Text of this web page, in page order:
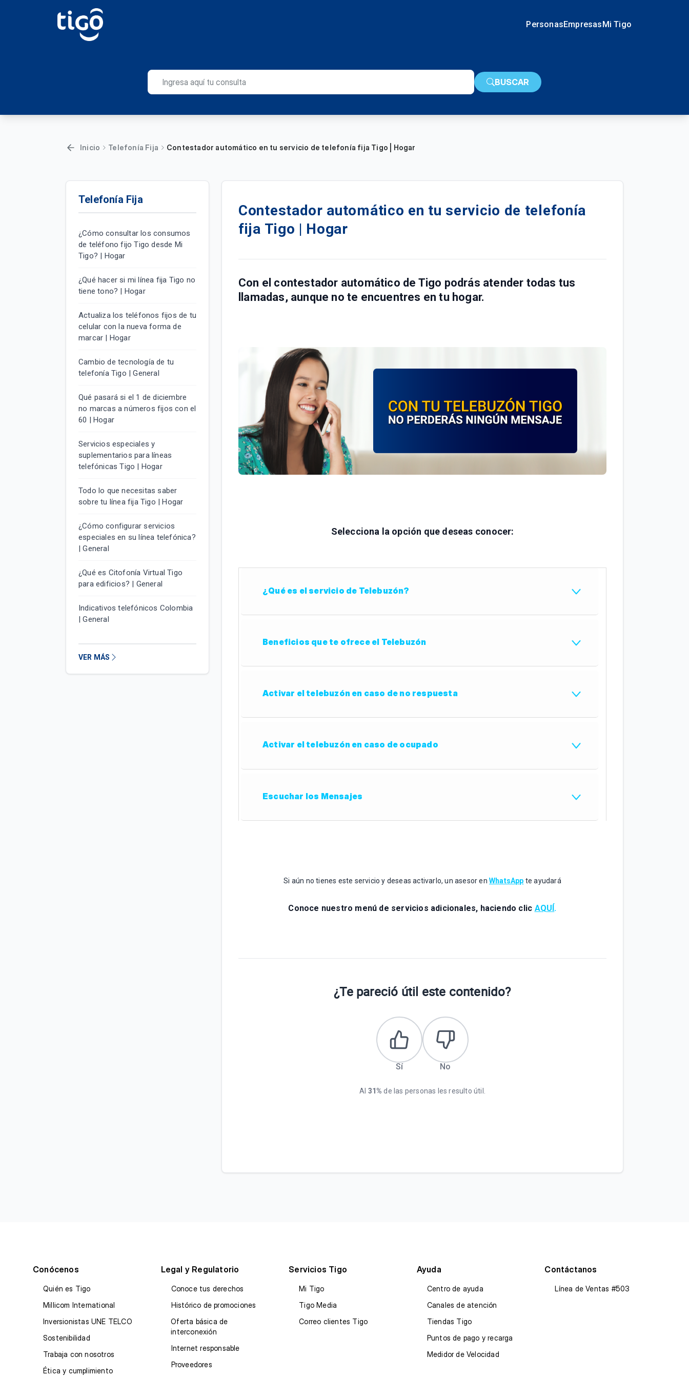
PersonasEmpresasMi Tigo
BUSCAR
Inicio Telefonía Fija Contestador automático en tu servicio de telefonía fija Tigo | Hogar
Telefonía Fija
¿Cómo consultar los consumos
de teléfono fijo Tigo desde Mi
Tigo? | Hogar
¿Qué hacer si mi línea fija Tigo no
tiene tono? | Hogar
Actualiza los teléfonos fijos de tu
celular con la nueva forma de
marcar | Hogar
Cambio de tecnología de tu
telefonía Tigo | General
Qué pasará si el 1 de diciembre
no marcas a números fijos con el
60 | Hogar
Servicios especiales y
suplementarios para líneas
telefónicas Tigo | Hogar
Todo lo que necesitas saber
sobre tu línea fija Tigo | Hogar
¿Cómo configurar servicios
especiales en su línea telefónica?
| General
¿Qué es Citofonía Virtual Tigo
para edificios? | General
Indicativos telefónicos Colombia
| General
VER MÁS
Contestador automático en tu servicio de telefonía
fija Tigo | Hogar
Con el contestador automático de Tigo podrás atender todas tus
llamadas, aunque no te encuentres en tu hogar.
Selecciona la opción que deseas conocer:
¿Qué es el servicio de Telebuzón?
Beneficios que te ofrece el Telebuzón
Activar el telebuzón en caso de no respuesta
Activar el telebuzón en caso de ocupado
Escuchar los Mensajes
Si aún no tienes este servicio y deseas activarlo, un asesor en WhatsApp te ayudará
Conoce nuestro menú de servicios adicionales, haciendo clic AQUÍ.
¿Te pareció útil este contenido?
Sí No
Al 31% de las personas les resulto útil.
Conócenos
Quién es Tigo
Millicom International
Inversionistas UNE TELCO
Sostenibilidad
Trabaja con nosotros
Ética y cumplimiento
Legal y Regulatorio
Conoce tus derechos
Histórico de promociones
Oferta básica de
interconexión
Internet responsable
Proveedores
Servicios Tigo
Mi Tigo
Tigo Media
Correo clientes Tigo
Ayuda
Centro de ayuda
Canales de atención
Tiendas Tigo
Puntos de pago y recarga
Medidor de Velocidad
Contáctanos
Línea de Ventas #503